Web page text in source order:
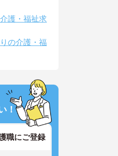
護・福祉求
の介護・福
！
職にご登録